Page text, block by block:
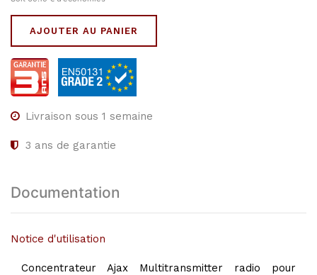
AJOUTER AU PANIER
Livraison sous 1 semaine
3 ans de garantie
Documentation
Notice d'utilisation
Concentrateur Ajax Multitransmitter radio pour